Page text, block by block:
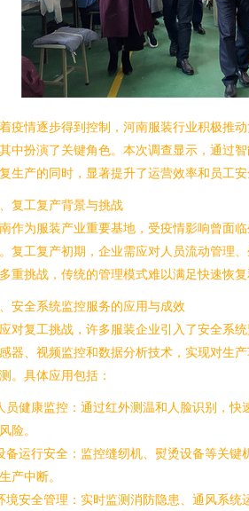
疫情逐步得到控制，河南服装行业积极推
中扮演了关键角色。本次调查显示，通过
生产的同时，显著提升了运营效率和员工安
复工复产背景与挑战
作为服装产业重要基地，受疫情影响曾面
复工复产初期，企业需应对人员流动管理
重挑战，传统的管理模式难以满足快速恢复
安全系统监控服务的应用与成效
对复工挑战，许多服装企业引入了安全系
器、视频监控和数据分析技术，实现对生
。具体应用包括：
员健康监控：通过红外测温和人脸识别，快
险。
备运行安全：监控缝纫机、熨烫设备等关键
产中断。
境安全管理：实时监测消防隐患、通风系统